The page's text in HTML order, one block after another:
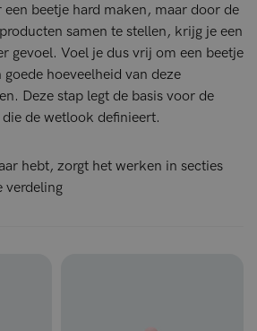
een beetje hard maken, maar door de
samen te stellen, krijg je een
gevoel. Voel je dus vrij om een beetje
hoeveelheid van deze
Deze stap legt de basis voor de
de wetlook definieert.
hebt, zorgt het werken in secties
verdeling